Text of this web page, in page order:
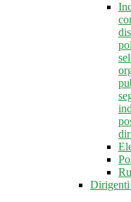
Dirigenti